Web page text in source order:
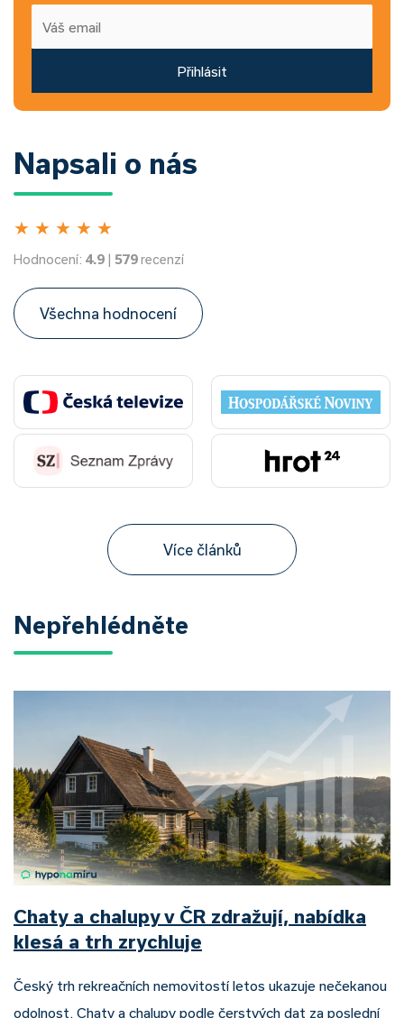
Přihlásit
Napsali o nás
★ ★ ★ ★ ★
Hodnocení: 4.9 | 579recenzí
Všechna hodnocení
Více článků
Nepřehlédněte
Chaty a chalupy v ČR zdražují, nabídka
klesá a trh zrychluje
Český trh rekreačních nemovitostí letos ukazuje nečekanou
odolnost. Chaty a chalupy podle čerstvých dat za poslední